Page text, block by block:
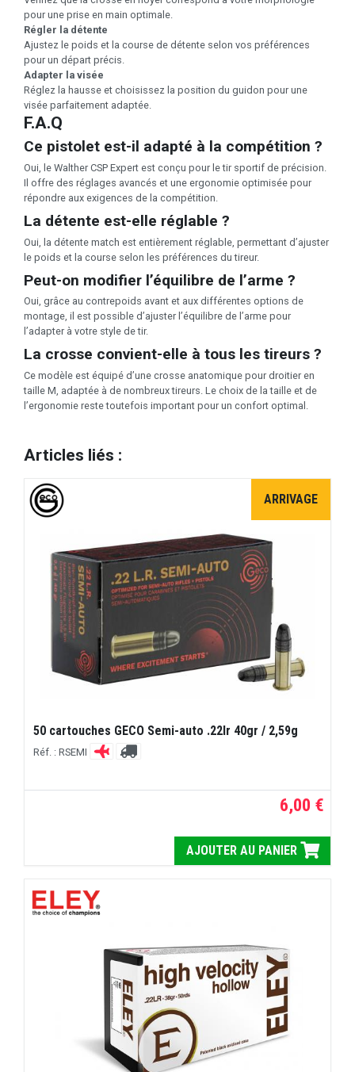
pour une prise en main optimale.
Régler la détente
Ajustez le poids et la course de détente selon vos préférences
pour un départ précis.
Adapter la visée
Réglez la hausse et choisissez la position du guidon pour une
visée parfaitement adaptée.
F.A.Q
Ce pistolet est-il adapté à la compétition ?
Oui, le Walther CSP Expert est conçu pour le tir sportif de précision.
Il offre des réglages avancés et une ergonomie optimisée pour
répondre aux exigences de la compétition.
La détente est-elle réglable ?
Oui, la détente match est entièrement réglable, permettant d’ajuster
le poids et la course selon les préférences du tireur.
Peut-on modifier l’équilibre de l’arme ?
Oui, grâce au contrepoids avant et aux différentes options de
montage, il est possible d’ajuster l’équilibre de l’arme pour
l’adapter à votre style de tir.
La crosse convient-elle à tous les tireurs ?
Ce modèle est équipé d’une crosse anatomique pour droitier en
taille M, adaptée à de nombreux tireurs. Le choix de la taille et de
l’ergonomie reste toutefois important pour un confort optimal.
Articles liés :
ARRIVAGE
50 cartouches GECO Semi-auto .22lr 40gr / 2,59g
Réf. : RSEMI
6,00 €
AJOUTER AU PANIER